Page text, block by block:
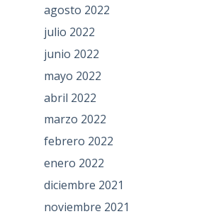
agosto 2022
julio 2022
junio 2022
mayo 2022
abril 2022
marzo 2022
febrero 2022
enero 2022
diciembre 2021
noviembre 2021